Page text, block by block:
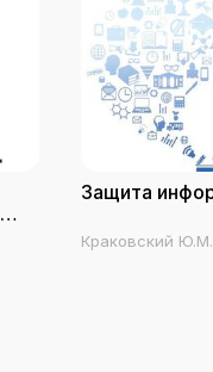
Защита
Краковский Ю.М.